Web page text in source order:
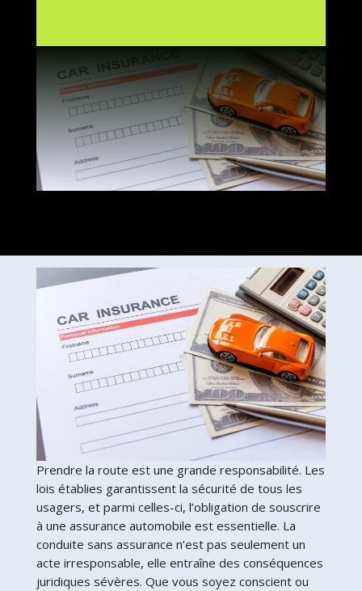
Prendre la route est une grande responsabilité. Les
lois établies garantissent la sécurité de tous les
usagers, et parmi celles-ci, l’obligation de souscrire
à une assurance automobile est essentielle. La
conduite sans assurance n’est pas seulement un
acte irresponsable, elle entraîne des conséquences
juridiques sévères. Que vous soyez conscient ou